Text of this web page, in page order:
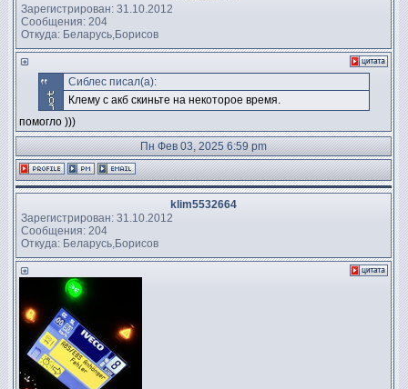
Зарегистрирован: 31.10.2012
Сообщения: 204
Откуда: Беларусь,Борисов
Сиблес писал(а):
Клему с акб скиньте на некоторое время.
помогло )))
Пн Фев 03, 2025 6:59 pm
klim5532664
Зарегистрирован: 31.10.2012
Сообщения: 204
Откуда: Беларусь,Борисов